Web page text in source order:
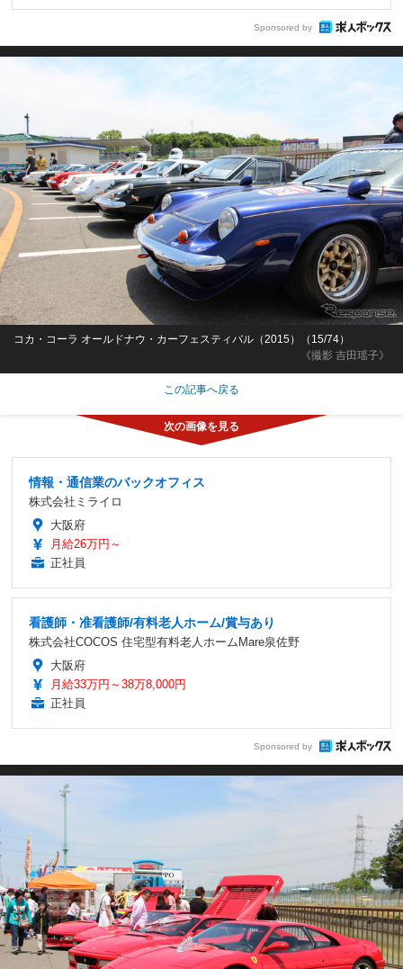
Sponsored by
《撮影 吉田瑶子》
コカ・コーラ オールドナウ・カーフェスティバル（2015）（15/74）
この記事へ戻る
情報・通信業のバックオフィス
株式会社ミライロ
大阪府
月給26万円～
正社員
看護師・准看護師/有料老人ホーム/賞与あり
株式会社COCOS 住宅型有料老人ホームMare泉佐野
大阪府
月給33万円～38万8,000円
正社員
Sponsored by